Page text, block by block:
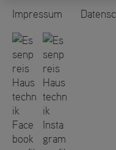
Impressum